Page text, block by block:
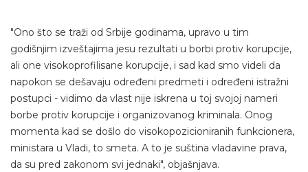
"Ono što se traži od Srbije godinama, upravo u tim
godišnjim izveštajima jesu rezultati u borbi protiv korupcije,
ali one visokoprofilisane korupcije, i sad kad smo videli da
napokon se dešavaju određeni predmeti i određeni istražni
postupci - vidimo da vlast nije iskrena u toj svojoj nameri
borbe protiv korupcije i organizovanog kriminala. Onog
momenta kad se došlo do visokopozicioniranih funkcionera,
ministara u Vladi, to smeta. A to je suština vladavine prava,
da su pred zakonom svi jednaki", objašnjava.